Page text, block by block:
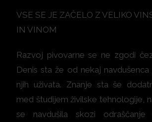
VSE SE JE ZAČELO Z VELIKO
IN VINOM
Razvoj pivovarne se ne zgodi
Denis sta že od nekaj
njih uživata. Znanje sta še
med študijem živilske tehnologije,
se navdušila skozi odraščanje